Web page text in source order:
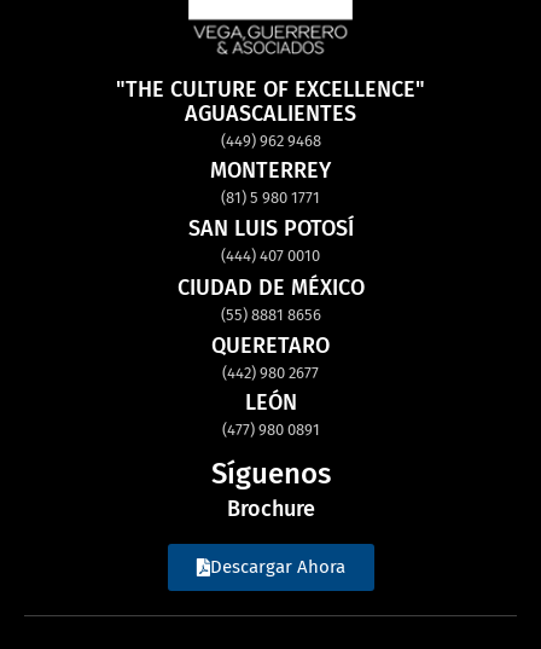
"THE CULTURE OF EXCELLENCE"
AGUASCALIENTES
(449) 962 9468
MONTERREY
(81) 5 980 1771
SAN LUIS POTOSÍ
(444) 407 0010
CIUDAD DE MÉXICO
(55) 8881 8656
QUERETARO
(442) 980 2677
LEÓN
(477) 980 0891
Síguenos
Brochure
Descargar Ahora